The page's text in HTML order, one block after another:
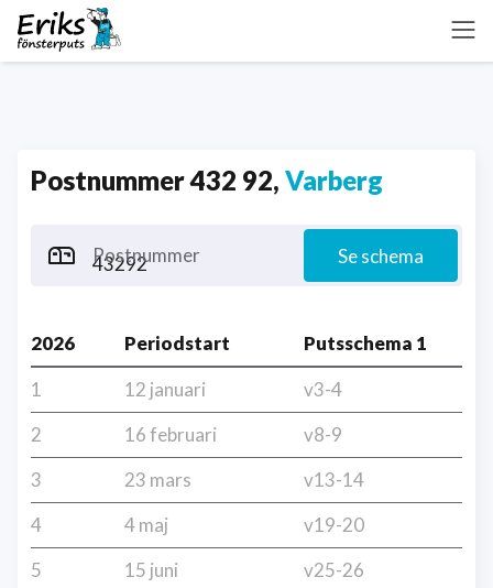
Postnummer 432 92, Varberg
Postnummer Se schema
2026 Periodstart
Putsschema 1
1
12 januari
v3-4
2
16 februari
v8-9
3
23 mars
v13-14
4
4 maj
v19-20
5
15 juni
v25-26